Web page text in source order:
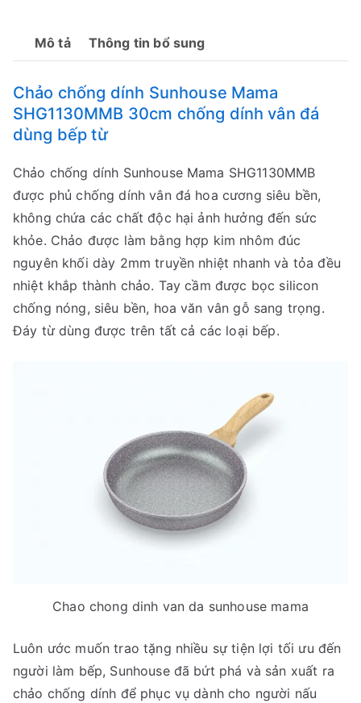
SHG1130MMB
30cm
lượng
Mô tả Thông tin bổ sung
Chảo chống dính Sunhouse Mama
SHG1130MMB 30cm chống dính vân đá
dùng bếp từ
Chảo chống dính Sunhouse Mama SHG1130MMB
được phủ chống dính vân đá hoa cương siêu bền,
không chứa các chất độc hại ảnh hưởng đến sức
khỏe. Chảo được làm bằng hợp kim nhôm đúc
nguyên khối dày 2mm truyền nhiệt nhanh và tỏa đều
nhiệt khắp thành chảo. Tay cầm được bọc silicon
chống nóng, siêu bền, hoa văn vân gỗ sang trọng.
Đáy từ dùng được trên tất cả các loại bếp.
Chao chong dinh van da sunhouse mama
Luôn ước muốn trao tặng nhiều sự tiện lợi tối ưu đến
người làm bếp, Sunhouse đã bứt phá và sản xuất ra
chảo chống dính để phục vụ dành cho người nấu